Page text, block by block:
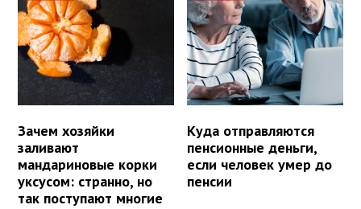
Зачем хозяйки
заливают
мандариновые корки
уксусом: странно, но
так поступают многие
Куда отправляются
пенсионные деньги,
если человек умер до
пенсии